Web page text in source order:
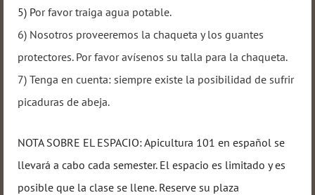
5) Por favor traiga agua potable.
6) Nosotros proveeremos la chaqueta y los guantes
protectores. Por favor avísenos su talla para la chaqueta.
7) Tenga en cuenta: siempre existe la posibilidad de sufrir
picaduras de abeja.
NOTA SOBRE EL ESPACIO: Apicultura 101 en español se
llevará a cabo cada semester. El espacio es limitado y es
posible que la clase se llene. Reserve su plaza